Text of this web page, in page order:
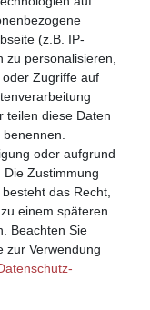
(z.B. IP-
zu personalisieren,
Zugriffe auf
teilen diese Daten
oder aufgrund
Zustimmung
das Recht,
einem späteren
Beachten Sie
zur Verwendung